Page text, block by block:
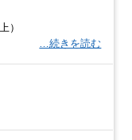
）
…続きを読む